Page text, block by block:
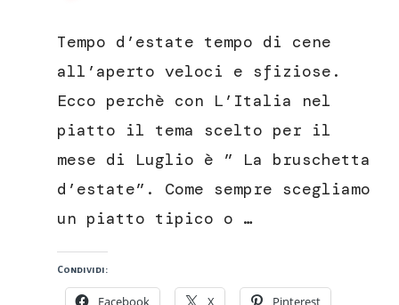
paté
tenera
e
tonno
Tempo d’estate tempo di cene
all’aperto veloci e sfiziose.
Ecco perchè con L’Italia nel
piatto il tema scelto per il
mese di Luglio è ” La bruschetta
d’estate”. Come sempre scegliamo
un piatto tipico o …
Condividi:
Facebook X Pinterest